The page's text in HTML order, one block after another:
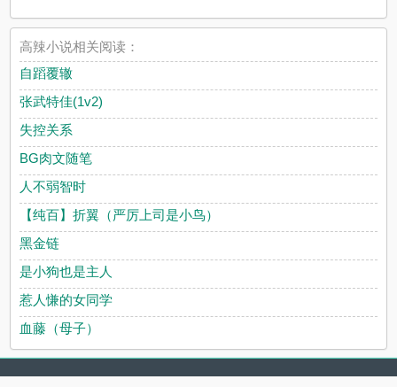
高辣小说相关阅读：
自蹈覆辙
张武特佳(1v2)
失控关系
BG肉文随笔
人不弱智时
【纯百】折翼（严厉上司是小鸟）
黑金链
是小狗也是主人
惹人慊的女同学
血藤（母子）